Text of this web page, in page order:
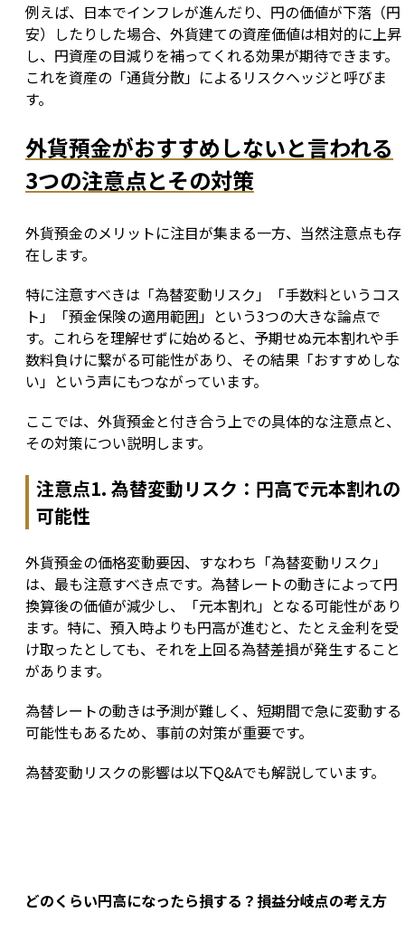
例えば、日本でインフレが進んだり、円の価値が下落（円
安）したりした場合、外貨建ての資産価値は相対的に上昇
し、円資産の目減りを補ってくれる効果が期待できます。
これを資産の「通貨分散」によるリスクヘッジと呼びま
す。
外貨預金がおすすめしないと言われる
3つの注意点とその対策
外貨預金のメリットに注目が集まる一方、当然注意点も存
在します。
特に注意すべきは「為替変動リスク」「手数料というコス
ト」「預金保険の適用範囲」という3つの大きな論点で
す。これらを理解せずに始めると、予期せぬ元本割れや手
数料負けに繋がる可能性があり、その結果「おすすめしな
い」という声にもつながっています。
ここでは、外貨預金と付き合う上での具体的な注意点と、
その対策につい説明します。
注意点1. 為替変動リスク：円高で元本割れの
可能性
外貨預金の価格変動要因、すなわち「為替変動リスク」
は、最も注意すべき点です。為替レートの動きによって円
換算後の価値が減少し、「元本割れ」となる可能性があり
ます。特に、預入時よりも円高が進むと、たとえ金利を受
け取ったとしても、それを上回る為替差損が発生すること
があります。
為替レートの動きは予測が難しく、短期間で急に変動する
可能性もあるため、事前の対策が重要です。
為替変動リスクの影響は以下Q&Aでも解説しています。
どのくらい円高になったら損する？損益分岐点の考え方